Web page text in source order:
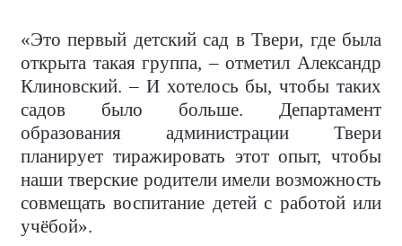
«Это первый детский сад в Твери, где была
открыта такая группа, – отметил Александр
Клиновский. – И хотелось бы, чтобы таких
садов было больше. Департамент
образования администрации Твери
планирует тиражировать этот опыт, чтобы
наши тверские родители имели возможность
совмещать воспитание детей с работой или
учёбой».